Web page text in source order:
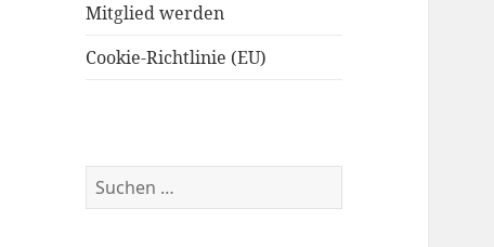
Mitglied werden
Cookie-Richtlinie (EU)
Suchen
nach: